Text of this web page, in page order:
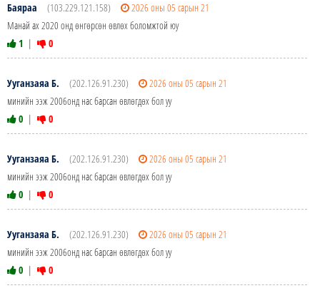
Баяраа (103.229.121.158)
2026 оны 05 сарын 21
Манай ах 2020 онд өнгөрсөн өвлөх боломжтой юу
1 | 0
Ууганзаяа Б. (202.126.91.230)
2026 оны 05 сарын 21
минийн ээж 2006онд нас барсан өвлөгдөх бол уу
0 | 0
Ууганзаяа Б. (202.126.91.230)
2026 оны 05 сарын 21
минийн ээж 2006онд нас барсан өвлөгдөх бол уу
0 | 0
Ууганзаяа Б. (202.126.91.230)
2026 оны 05 сарын 21
минийн ээж 2006онд нас барсан өвлөгдөх бол уу
0 | 0